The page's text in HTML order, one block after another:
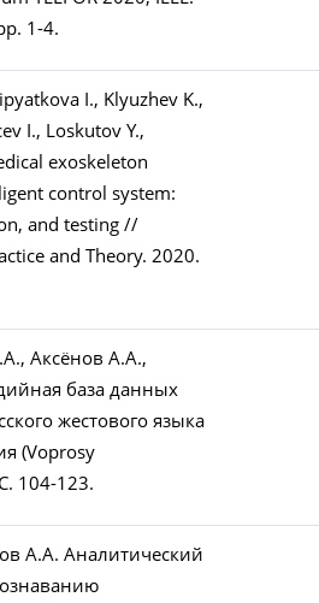
1-4.
I., Klyuzhev K.,
I., Loskutov Y.,
exoskeleton
control system:
and testing //
and Theory. 2020.
Аксёнов А.А.,
база данных
жестового языка
(Voprosy
104-123.
А.А. Аналитический